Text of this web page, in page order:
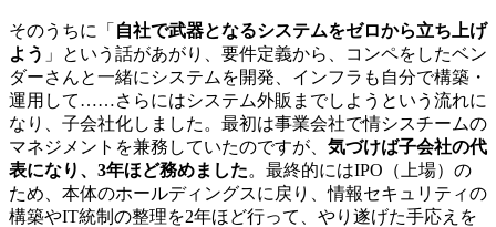
そのうちに「 自社で武器となるシステムをゼロから立ち上げ
よう 」という話があがり、要件定義から、コンペをしたベン
ダーさんと一緒にシステムを開発、インフラも自分で構築・
運用して……さらにはシステム外販までしようという流れに
なり、子会社化しました。最初は事業会社で情シスチームの
マネジメントを兼務していたのですが、 気づけば子会社の代
表になり、3年ほど務めました。最終的にはIPO（上場）の
ため、本体のホールディングスに戻り、情報セキュリティの
構築やIT統制の整理を2年ほど行って、やり遂げた手応えを